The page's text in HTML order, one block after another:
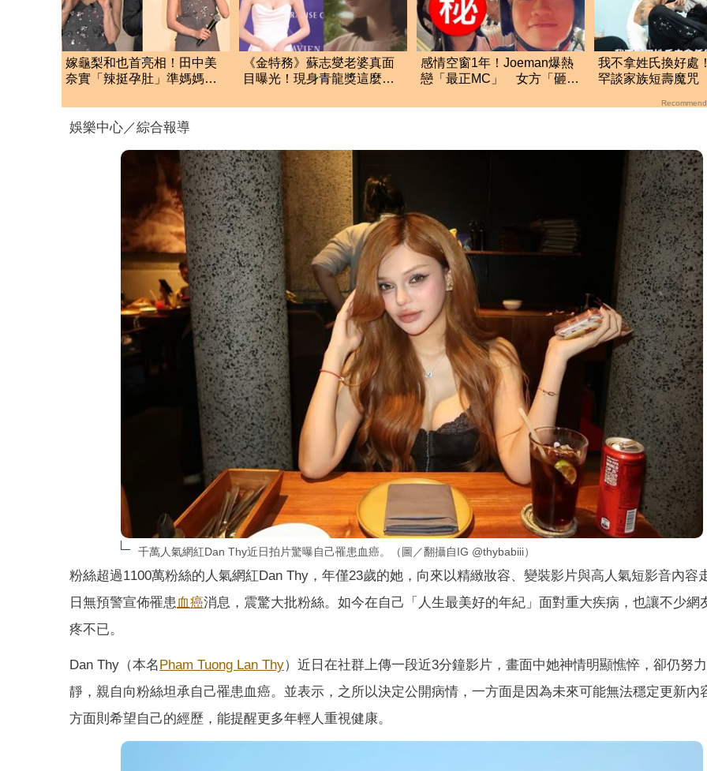
嫁龜梨和也首亮相！田中美
奈實「辣挺孕肚」準媽媽被
《金特務》蘇志燮老婆真面
目曝光！現身青龍獎這麼
感情空窗1年！Joeman爆熱
戀「最正MC」 女方「砸5
我不拿姓氏換好處
罕談家族短壽魔
娛樂中心／綜合報導
千萬人氣網紅Dan Thy近日拍片驚曝自己罹患血癌。（圖／翻攝自IG @thybabiii）
粉絲超過1100萬粉絲的人氣網紅Dan Thy，年僅23歲的她，向來以精緻妝容、變裝影片與高人氣短影音內容
日無預警宣佈罹患 血癌消息，震驚大批粉絲。如今在自己「人生最美好的年紀」面對重大疾病，也讓不少網
疼不已。
Dan Thy（本名Pham Tuong Lan Thy）近日在社群上傳一段近3分鐘影片，畫面中她神情明顯憔悴，卻仍努
靜，親自向粉絲坦承自己罹患血癌。並表示，之所以決定公開病情，一方面是因為未來可能無法穩定更新內
方面則希望自己的經歷，能提醒更多年輕人重視健康。